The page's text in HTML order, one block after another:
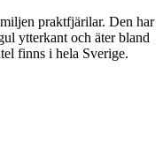
praktfjärilar. Den har
ytterkant och äter bland
finns i hela Sverige.